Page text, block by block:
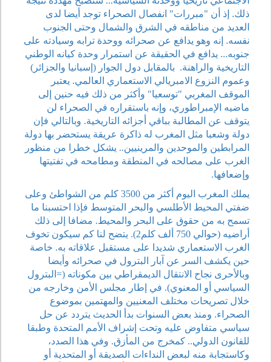
ذلك. إذ أن "مبررات" انفصال الصحراء توجد أيضا لدى
العديد من مناطقه في الشرق والشمال وحتى الجنوب
نفسه. إنه وهو يدافع عن صحرائه ووحدة ترابه وسيادته على
جنوبه... يدافع في الحقيقة عن استمرار وحدة كيانه الوطني
التاريخية والراهنة. بالمقابل دول الجوار (إسبانيا والجزائر)
وعموم النزوع الامبريالي الاستعماري العالمي. يعتبر
الموقف المغربي "توسعيا" وأكثر من ذلك فيه حنين إلى
ماضيه الإمبراطوري، وإنه باستقراره في الصحراء لن
يتوقف عن المطالبة بباقي أجزائه التاريخية. وبالتالي فإن
دولة وشعبا مثل المغرب له ذاكرة عريقة يستحضر بها دولة
المرابطين والموحدين والمرينيين.. يشكل خطرا من منظور
الغرب على مصالحه في المنطقة ومطامحه في تفتيتها
وإضعافها.
يملك المغرب اليوم أكثر من 3500 كلم من الشواطئ وعلى
ضفتي المحيط الأطلسي والبحر المتوسط فإذا احتسبنا ما
تسمح به من حقوق على البحر والمحيط. مضافا إلى ذلك
أراضيه (حوالي 750 ألف كلم2). يتضح لنا كم سيكون تخوف
الغرب الاستعماري شديدا على مستقبل علاقاته به. خاصة
حين يكشف السر عن آبار البترول في صحرائه وأيضا
وبالأحرى نجاح الانتقال الديمقراطي بين مكوناته (=البترول
السياسي أو المعنوي). في إطار مجلس الأمن وخارجه من
خلال تصريحات مختلف المعنيين والمهتمين بموضوع
الصحراء. ومنذ بعض السنوات بدأ الحديث يتردد عن حل
سياسي متفاوض عليه وتحت إشراف الأمم المتحدة وطبقا
للقانون الدولي.. كمخرج من المأزق. وفي هذا الصدد،
وكاستجابة منه لبعض النداءات الصديقة أو المتحدية أو